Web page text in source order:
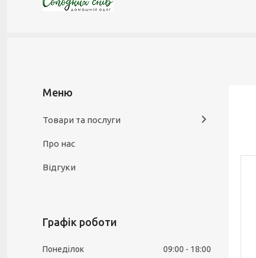
Товари та послуги
Про нас
Відгуки
Графік роботи
Понеділок 09:00
18:00